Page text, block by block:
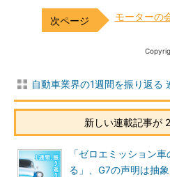
モーターの
自動車業界の1週間を振り返る
新しい連載記事が
「ゼロエミッション
る」、G7の声明は抽